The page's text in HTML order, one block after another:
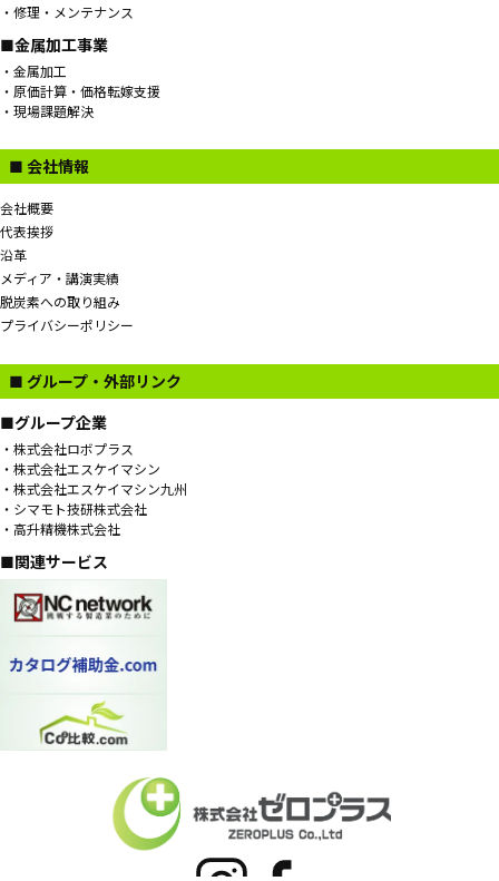
修理・メンテナンス
■金属加工事業
金属加工
原価計算・価格転嫁支援
現場課題解決
■ 会社情報
会社概要
代表挨拶
沿革
メディア・講演実績
脱炭素への取り組み
プライバシーポリシー
■ グループ・外部リンク
■グループ企業
株式会社ロボプラス
株式会社エスケイマシン
株式会社エスケイマシン九州
シマモト技研株式会社
高升精機株式会社
■関連サービス